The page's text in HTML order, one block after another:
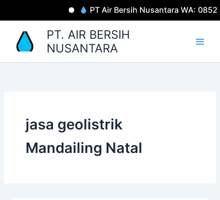
PT Air Bersih Nusantara WA:
PT. AIR BERSIH
NUSANTARA
jasa geolistrik
Mandailing Natal